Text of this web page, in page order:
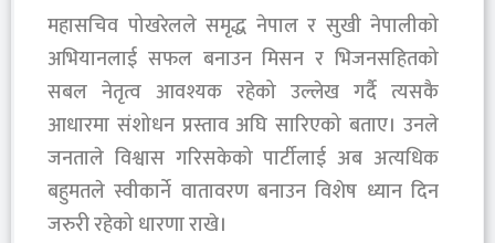
महासचिव पोखरेलले समृद्ध नेपाल र सुखी नेपालीको
अभियानलाई सफल बनाउन मिसन र भिजनसहितको
सबल नेतृत्व आवश्यक रहेको उल्लेख गर्दै त्यसकै
आधारमा संशोधन प्रस्ताव अघि सारिएको बताए। उनले
जनताले विश्वास गरिसकेको पार्टीलाई अब अत्यधिक
बहुमतले स्वीकार्ने वातावरण बनाउन विशेष ध्यान दिन
जरुरी रहेको धारणा राखे।